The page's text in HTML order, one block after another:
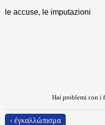
le accuse, le imputazioni
Hai problemi con i
‹ ἐγκαλλώπισμα